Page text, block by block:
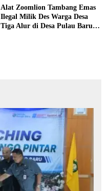
Alat Zoomlion Tambang Emas
Ilegal Milik Des Warga Desa
Tiga Alur di Desa Pulau Baru